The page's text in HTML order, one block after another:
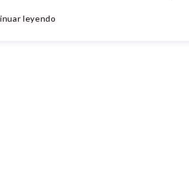
leyendo